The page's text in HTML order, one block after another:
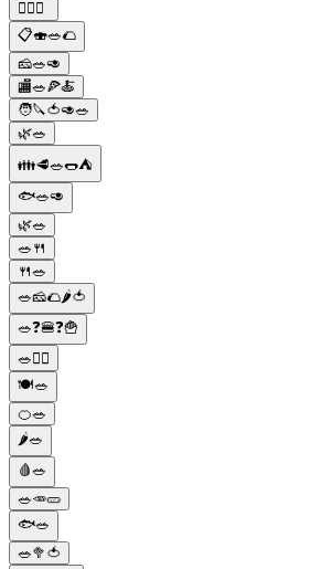
🏋️‍♀️🥗
📋🍣🥗🌮
🧀🥗🥑
🏬🥗🍕🍝
🧑🔪🍅🥑🥗
🌿🥗
👪🥩🥗🌭⛺
🐟🥗🥑
🌿🥗
🥗🍴
🍴🥗
🥗🧀🌮🌶️🍅
🥗❓🍔❓🍟
🥗🚴‍♂️
🍽️🥗
🍊🥗
🌶️🥗
🩸🥗
🥗🥕🥒
🐟🥗
🥗🥦🍅